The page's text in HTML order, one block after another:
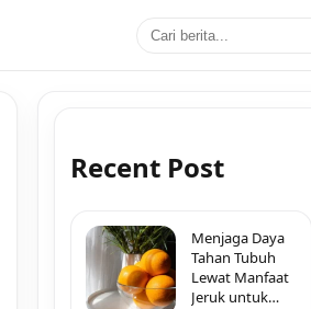
Recent Post
Menjaga Daya
Tahan Tubuh
Lewat Manfaat
Jeruk untuk